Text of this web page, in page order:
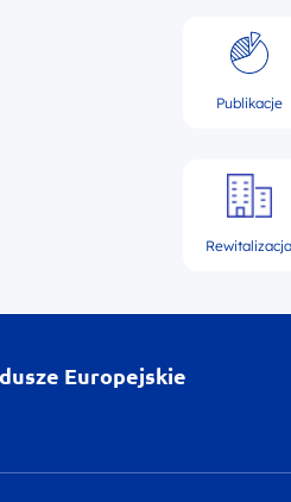
Publikacje
Rewitalizacja
Europejskie